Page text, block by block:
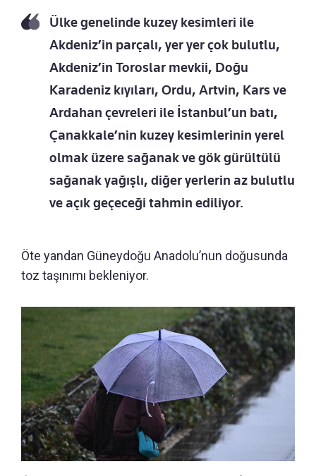
Ülke genelinde kuzey kesimleri ile
Akdeniz’in parçalı, yer yer çok bulutlu,
Akdeniz’in Toroslar mevkii, Doğu
Karadeniz kıyıları, Ordu, Artvin, Kars ve
Ardahan çevreleri ile İstanbul’un batı,
Çanakkale’nin kuzey kesimlerinin yerel
olmak üzere sağanak ve gök gürültülü
sağanak yağışlı, diğer yerlerin az bulutlu
ve açık geçeceği tahmin ediliyor.
Öte yandan Güneydoğu Anadolu’nun doğusunda
toz taşınımı bekleniyor.